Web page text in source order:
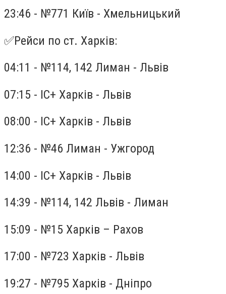
23:46 - №771 Київ - Хмельницький
✅Рейси по ст. Харків:
04:11 - №114, 142 Лиман - Львів
07:15 - ІС+ Харків - Львів
08:00 - ІС+ Харків - Львів
12:36 - №46 Лиман - Ужгород
14:00 - ІС+ Харків - Львів
14:39 - №114, 142 Львів - Лиман
15:09 - №15 Харків – Рахов
17:00 - №723 Харків - Львів
19:27 - №795 Харків - Дніпро